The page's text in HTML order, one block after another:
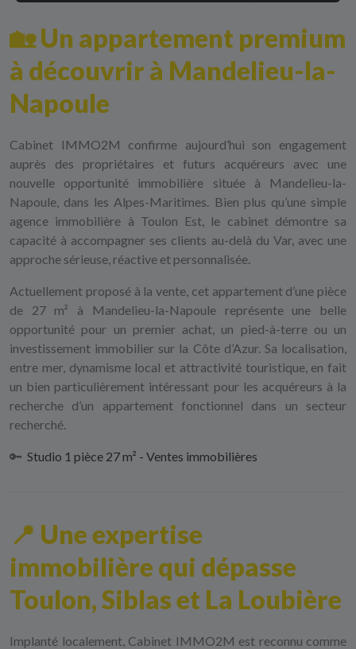
🏡 Un appartement premium
à découvrir à Mandelieu-la-
Napoule
Cabinet IMMO2M confirme aujourd’hui son engagement
auprès des propriétaires et futurs acquéreurs avec une
nouvelle opportunité immobilière située à
Mandelieu-la-
Napoule, dans les Alpes-Maritimes. Bien plus qu’une simple
agence immobilière à Toulon Est, le cabinet démontre sa
capacité à accompagner ses clients au-delà du Var, avec une
approche sérieuse, réactive et personnalisée.
Actuellement proposé à la vente, cet appartement d’une pièce
de 27 m² à Mandelieu-la-Napoulereprésente une belle
opportunité pour un premier achat, un pied-à-terre ou un
investissement immobilier sur la Côte d’Azur. Sa localisation,
entre mer, dynamisme local et attractivité touristique, en fait
un bien particulièrement intéressant pour les acquéreurs à la
recherche d’un appartement fonctionnel dans un secteur
recherché.
🔑 Studio 1 pièce 27 m² - Ventes immobilières
📍 Une expertise
immobilière qui dépasse
Toulon, Siblas et La Loubière
Implanté localement, Cabinet IMMO2M est reconnu comme